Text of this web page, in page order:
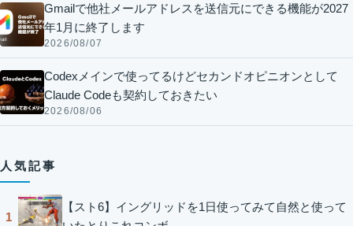
Gmailで他社メールアドレスを送信元にできる機能が2027
年1月に終了します
2026/08/07
Codexメインで使ってるけどセカンドオピニオンとして
Claude Codeも契約しておきたい
2026/08/06
人気記事
1
【スト6】イングリッドを1日使ってみて自然と使って